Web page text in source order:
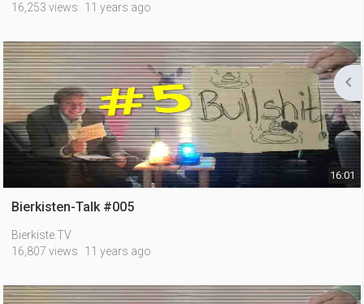
16,253 views
11 years ago
16:01
Bierkisten-Talk #005
Bierkiste.TV
16,807 views
11 years ago
